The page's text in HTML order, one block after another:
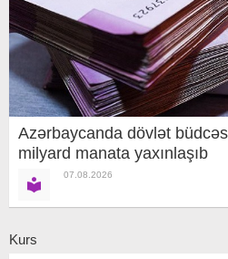
Azərbaycanda dövlət
milyard manata yaxınlaşıb
07.08.2026
Kurs